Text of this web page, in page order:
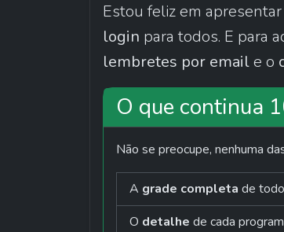
Estou feliz em
login
lembretes por email e o
O que continua
Não se preocupe, nenhuma
A grade completa de
O detalhe de cada